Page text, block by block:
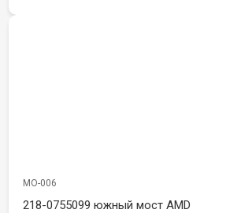
МО-006
218-0755099 южный мост AMD